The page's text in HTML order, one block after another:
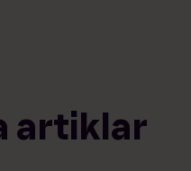
artiklar